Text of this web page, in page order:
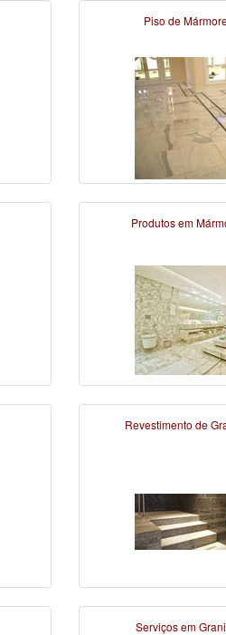
Piso de
Produtos em
Revestimento de
Serviços em